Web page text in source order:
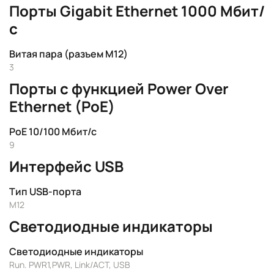
Порты Gigabit Ethernet 1000 Мбит/
с
Витая пара (разъем M12)
3
Порты с функцией Power Over
Ethernet (PoE)
PoE 10/100 Мбит/с
9
Интерфейс USB
Тип USB-порта
M12
Светодиодные индикаторы
Светодиодные индикаторы
Run. PWR1,PWR, Link/ACT, USB